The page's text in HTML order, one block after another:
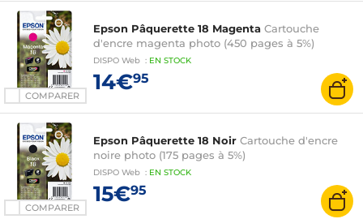
COMPARER
Epson Pâquerette 18 Magenta Cartouche
d'encre magenta photo (450 pages à 5%)
DISPO Web : EN STOCK
14€95
COMPARER
Epson Pâquerette 18 Noir Cartouche d'encre
noire photo (175 pages à 5%)
DISPO Web : EN STOCK
15€95